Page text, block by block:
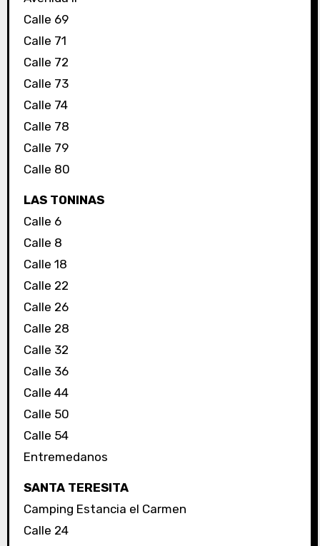
Calle 69
Calle 71
Calle 72
Calle 73
Calle 74
Calle 78
Calle 79
Calle 80
LAS TONINAS
Calle 6
Calle 8
Calle 18
Calle 22
Calle 26
Calle 28
Calle 32
Calle 36
Calle 44
Calle 50
Calle 54
Entremedanos
SANTA TERESITA
Camping Estancia el Carmen
Calle 24